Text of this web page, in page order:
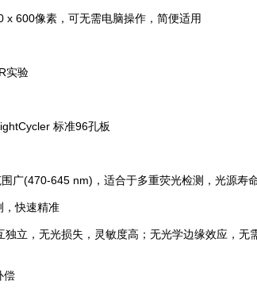
600像素，可无需电脑操作，简便适用
实验
标准96孔板
(470-645 nm)，适合于多重荧光检测，光源寿
快速精准
，无光损失，灵敏度高；无光学边缘效应，无
偿